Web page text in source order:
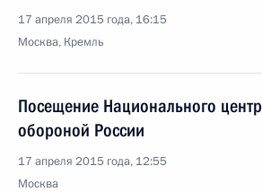
17 апреля 2015 года, 16:15
Москва, Кремль
Посещение Национального
обороной России
17 апреля 2015 года, 12:55
Москва